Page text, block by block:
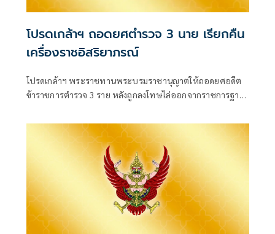
โปรดเกล้าฯ ถอดยศตำรวจ 3 นาย เรียกคืน
เครื่องราชอิสริยาภรณ์
โปรดเกล้าฯ พระราชทานพระบรมราชานุญาตให้ถอดยศอดีต
ข้าราชการตำรวจ 3 ราย หลังถูกลงโทษไล่ออกจากราชการฐาน